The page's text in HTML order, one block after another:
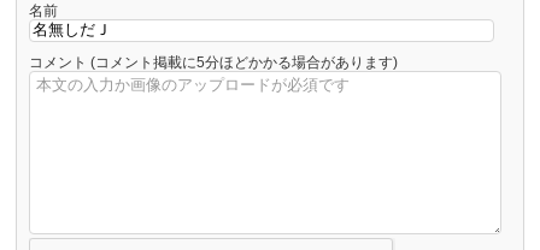
名前
コメント (コメント掲載に5分ほどかかる場合があります)